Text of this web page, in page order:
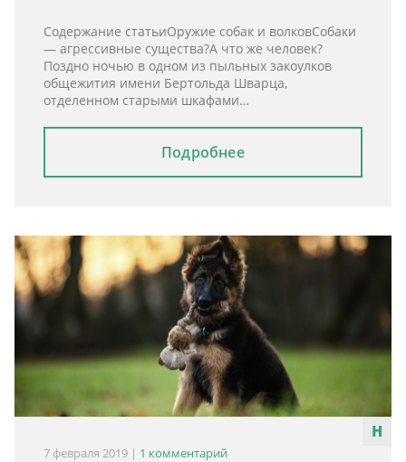
Содержание статьиОружие собак и волковСобаки
— агрессивные существа?А что же человек?
Поздно ночью в одном из пыльных закоулков
общежития имени Бертольда Шварца,
отделенном старыми шкафами…
Подробнее
7 февраля 2019 | 1 комментарий